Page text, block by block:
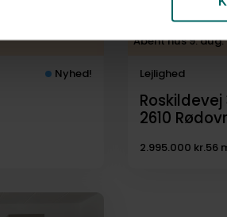
Nyhed!
Åbent hus 9.
Lejlighed
Roskildevej
2610
2.995.000 kr.56